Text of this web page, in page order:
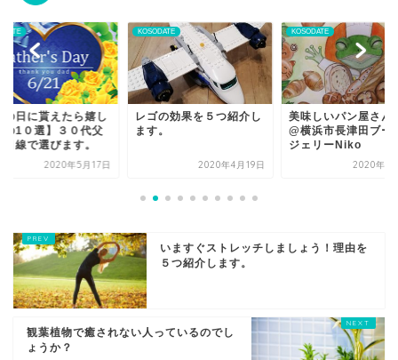
の効果を５つ紹介し
。
2020年4月19日
KOSODATE
美味しいパン屋さん特集
@横浜市長津田ブーラン
2020年4月11日
KOSODATE
相模原公園＆麻溝公
ってきました。
2020年3
いますぐストレッチしましょう！理由を
５つ紹介します。
観葉植物で癒されない人っているのでし
ょうか？